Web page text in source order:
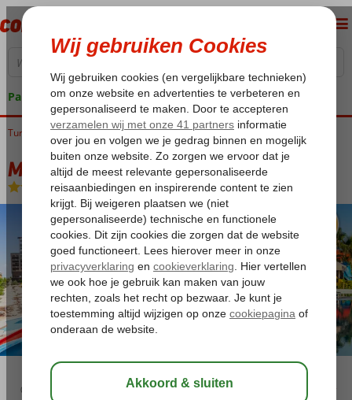
Pakketgarantie
Home
Turkije Turkse Riviera Antalya Lara Melas Lara
Melas Lara
Ultra All Inclusive-Hotel
03:45 aug 33°C